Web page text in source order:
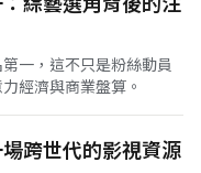
一，這不只是粉絲動員
經濟與商業盤算。
跨世代的影視資源